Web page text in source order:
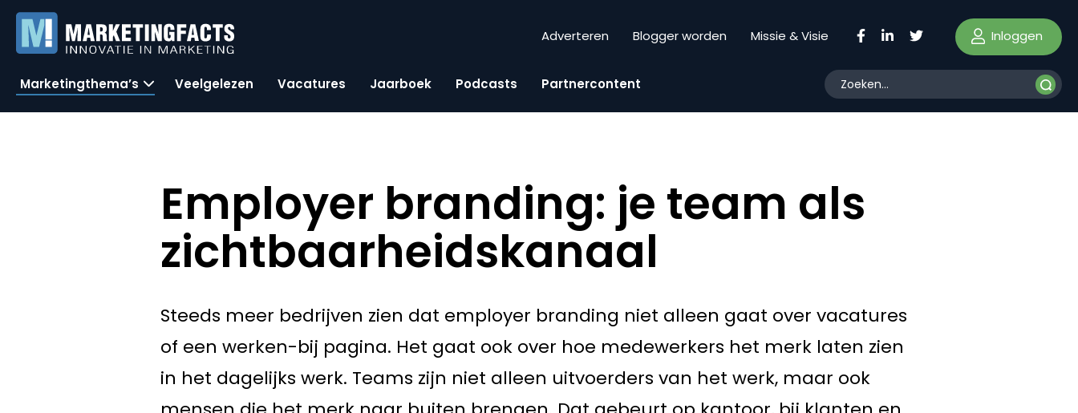
Adverteren Blogger worden Missie & Visie Inloggen
Marketingthema’s Veelgelezen Vacatures Jaarboek Podcasts Partnercontent
Employer branding: je team als
zichtbaarheidskanaal
Steeds meer bedrijven zien dat employer branding niet alleen gaat over vacatures
of een werken-bij pagina. Het gaat ook over hoe medewerkers het merk laten zien
in het dagelijks werk. Teams zijn niet alleen uitvoerders van het werk, maar ook